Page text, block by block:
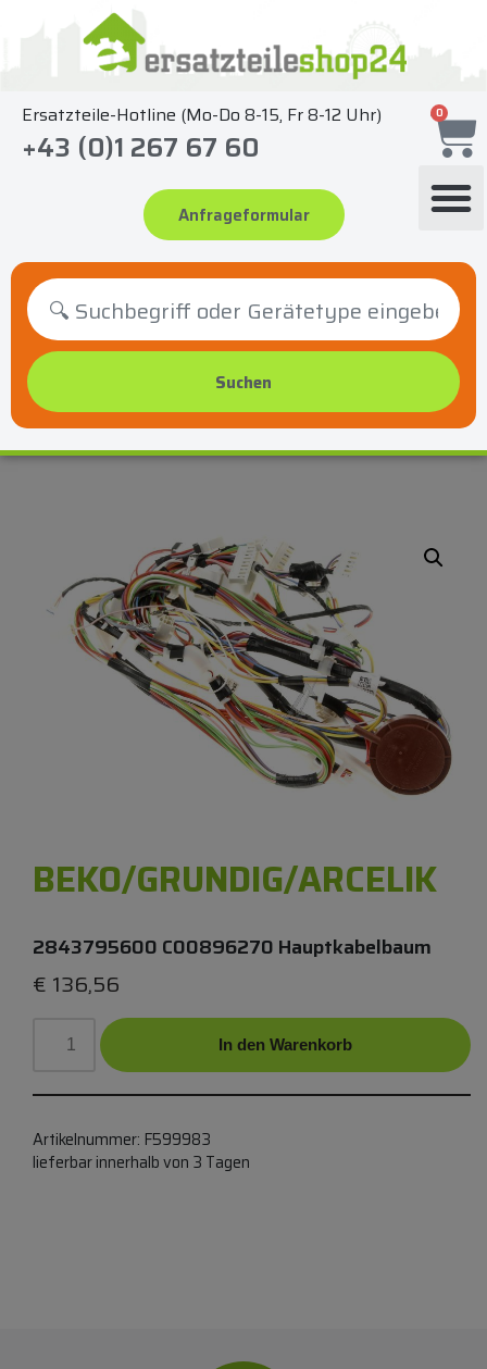
springen
Ersatzteile-Hotline (Mo-Do 8-15, Fr 8-12 Uhr)
+43 (0)1 267 67 60
Anfrageformular
0
BEKO/GRUNDIG/ARCELIK
2843795600 C00896270 Hauptkabelbaum
€ 136,56
In den Warenkorb
Artikelnummer: F599983
lieferbar innerhalb von 3 Tagen